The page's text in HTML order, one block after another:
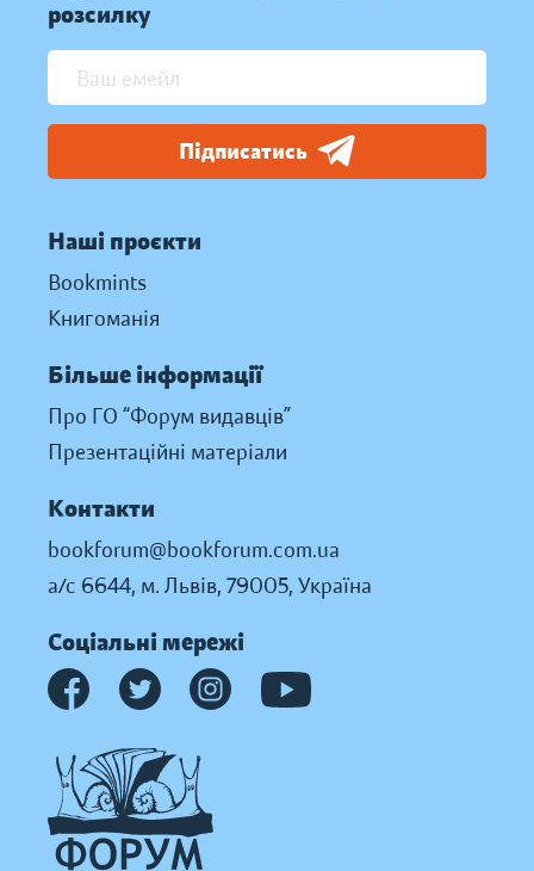
розсилку
Підписатись
Наші проєкти
Bookmints
Книгоманія
Більше інформації
Про ГО “Форум видавців”
Презентаційні матеріали
Контакти
bookforum@bookforum.com.ua
а/с 6644, м. Львів, 79005, Україна
Соціальні мережі